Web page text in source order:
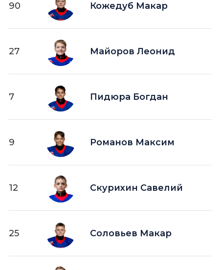
90 Кожедуб Макар
27 Майоров Леонид
7 Пидюра Богдан
9 Романов Максим
12 Скурихин Савелий
25 Соловьев Макар